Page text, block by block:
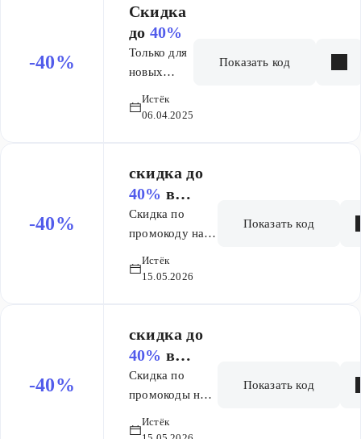
и текущие
ученики!
до 40% и
подарками на
30 000 ₽ С
коммуницируем
БУ в подарок
при пополнении
баланса
занятий.
Подарки
получат и
ученики!
-40%
Скидка
до 40%
Только для
новых
Истёк
06.04.2025
Показать код
-40%
скидка до
40% в
Skyeng для
новых
учеников и
текущих
Скидка по
промокоду на
язык!
лету со скидкой
до 40% и
подарками на
учениками
Истёк
15.05.2026
Показать код
-40%
скидка до
40% в
Skyeng для
новых
учеников и
Скидка по
промокоды на
Заговорите на
Истёк
Показать код